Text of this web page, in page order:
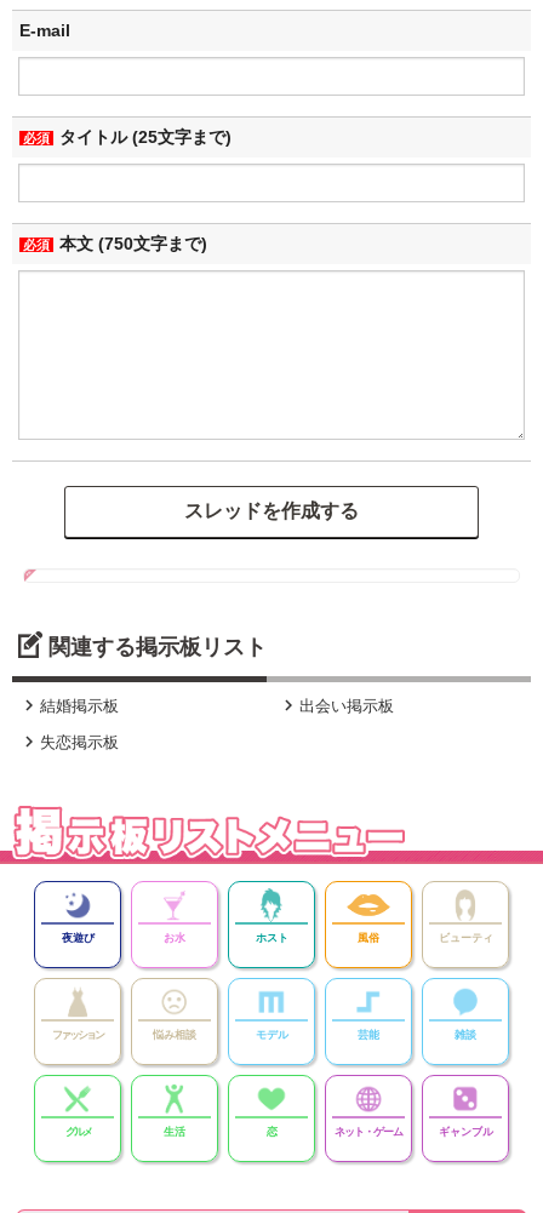
E-mail
必須 タイトル (25文字まで)
必須 本文 (750文字まで)
関連する掲示板リスト
 結婚掲示板  出会い掲示板
 失恋掲示板
夜遊び お水 ホスト 風俗 ビューティ
ファッション 悩み相談 モデル 芸能 雑談
グルメ 生活 恋 ネット・ゲーム ギャンブル